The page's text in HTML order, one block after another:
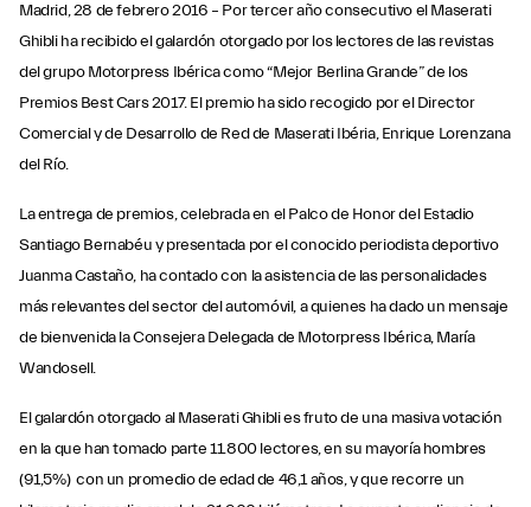
Madrid, 28 de febrero 2016 – Por tercer año consecutivo el Maserati
Ghibli ha recibido el galardón otorgado por los lectores de las revistas
del grupo Motorpress Ibérica como “Mejor Berlina Grande” de los
Premios Best Cars 2017. El premio ha sido recogido por el Director
Comercial y de Desarrollo de Red de Maserati Ibéria, Enrique Lorenzana
del Río.
La entrega de premios, celebrada en el Palco de Honor del Estadio
Santiago Bernabéu y presentada por el conocido periodista deportivo
Juanma Castaño, ha contado con la asistencia de las personalidades
más relevantes del sector del automóvil, a quienes ha dado un mensaje
de bienvenida la Consejera Delegada de Motorpress Ibérica, María
Wandosell.
El galardón otorgado al Maserati Ghibli es fruto de una masiva votación
en la que han tomado parte 11.800 lectores, en su mayoría hombres
(91,5%) con un promedio de edad de 46,1 años, y que recorre un